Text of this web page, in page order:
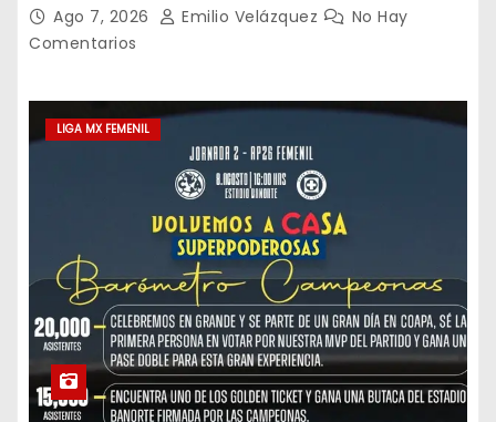
Ago 7, 2026 Emilio Velázquez
No Hay
Comentarios
LIGA MX FEMENIL